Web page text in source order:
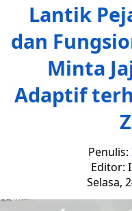
Lantik
dan
Minta
Adaptif
Penulis:
Editor:
Selasa,